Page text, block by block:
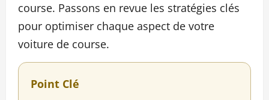
course. Passons en revue les stratégies clés
pour optimiser chaque aspect de votre
voiture de course.
Point Clé